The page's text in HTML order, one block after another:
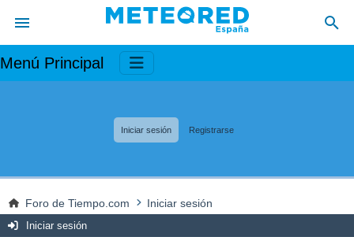
Menú Principal
Iniciar sesión Registrarse
Foro de Tiempo.com Iniciar sesión
Iniciar sesión